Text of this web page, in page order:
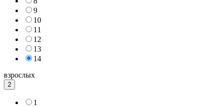
9
10
11
12
13
14
взрослых
2
1